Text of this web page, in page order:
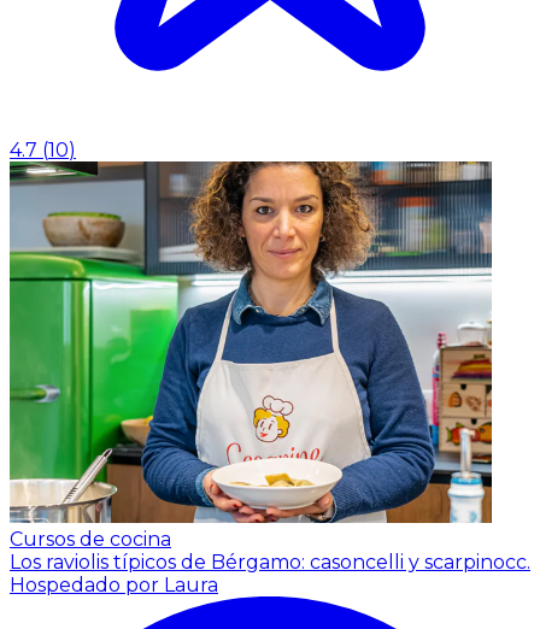
4.7 (10)
Cursos de cocina
Los raviolis típicos de Bérgamo: casoncelli y scarpinocc.
Hospedado por Laura